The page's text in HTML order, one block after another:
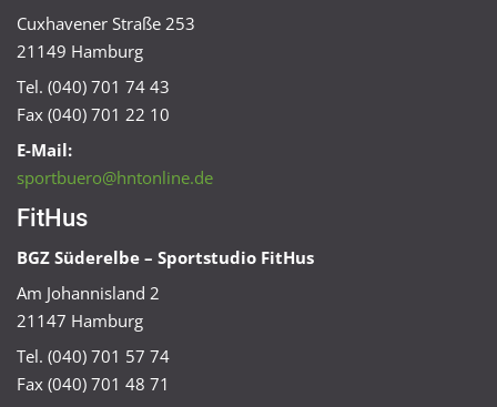
Cuxhavener Straße 253
21149 Hamburg
Tel. (040) 701 74 43
Fax (040) 701 22 10
E-Mail:
sportbuero@hntonline.de
FitHus
BGZ Süderelbe – Sportstudio FitHus
Am Johannisland 2
21147 Hamburg
Tel. (040) 701 57 74
Fax (040) 701 48 71